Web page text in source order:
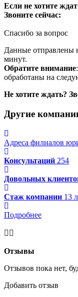
Если не хотите
Звоните сейчас:
Спасибо за вопрос
Данные отправлены
минут.
Обратите внимание
обработаны на
Не хотите ждать?
Другие
Адреса филиалов
Консультаций 254
Довольных
Стаж компании 13
Подробнее
Отзывы
Отзывов пока нет,
Добавить отзыв